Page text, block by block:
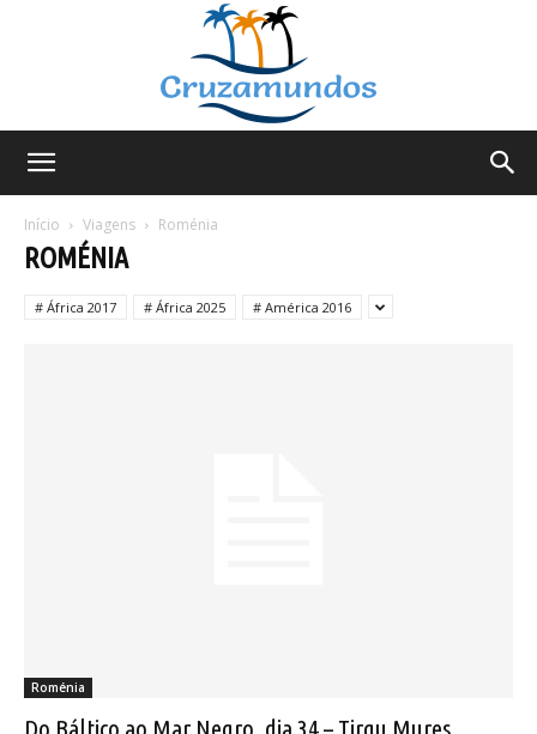
Início Viagens Roménia
ROMÉNIA
# África 2017 # África 2025 # América 2016
Roménia
Do Báltico ao Mar Negro, dia 34 – Tirgu Mures